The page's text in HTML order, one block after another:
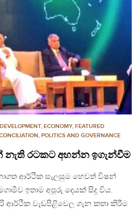
DEVELOPMENT, ECONOMY, FEATURED
, POLITICS AND GOVERNANCE
නැති රටකට අහන්න ඉගැන්වීම
ආර්ථික සැලසුම හෙවත් විෂන්
ඉතාම අපූරු දෙයක් සිදු විය.
වැඩපිළිවෙල ගැන කතා කිරීම